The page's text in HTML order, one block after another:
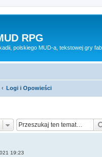
RPG
polskiego MUD-a, tekstowej gry
Logi i Opowieści
19:23